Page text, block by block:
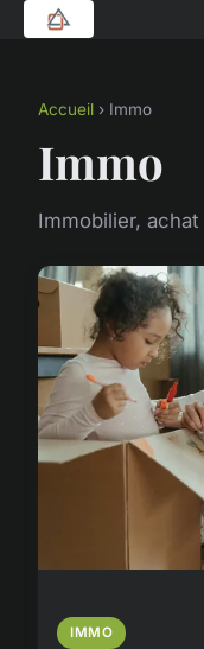
Accueil › Immo
Immo
Immobilier,
IMMO